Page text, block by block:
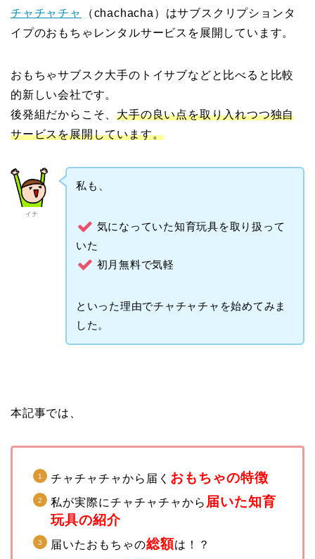
チャチャチャ
（chachacha）はサブスクリプションタ
イプのおもちゃレンタルサービスを展開しています。
おもちゃサブスク大手のトイサブなどと比べると比較
的新しい会社です。
後発組だからこそ、大手の良い点を取り入れつつ独自
サービスを展開しています。
イチ
私も、
気になっていた知育玩具を取り扱って
いた
初月無料で気軽
といった理由でチャチャチャを始めてみま
した。
本記事では、
チャチャチャから届く おもちゃの特徴
私が実際にチャチャチャから 届いた知育
玩具の紹介
届いたおもちゃの総額は！？